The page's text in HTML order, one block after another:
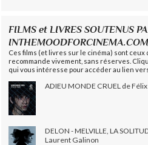
FILMS et LIVRES SOUTENUS
Ces films (et livres sur le cinéma) sont
recommande vivement, sans réserves.
qui vous intéresse pour accéder au lien
ADIEU MONDE CRUEL de
DELON - MELVILLE, LA
Laurent Galinon